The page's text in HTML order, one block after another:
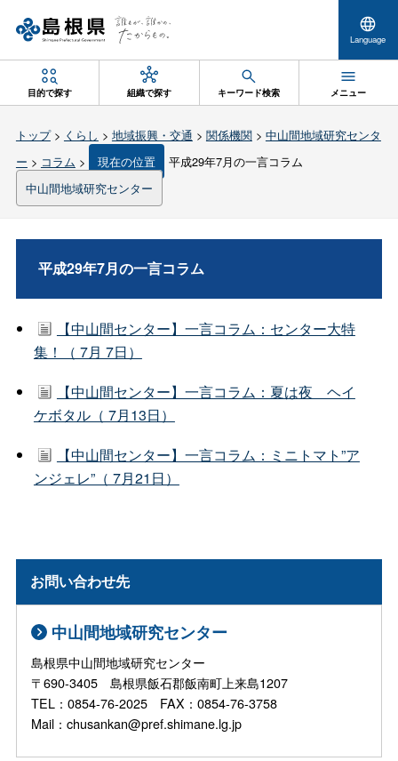
Language
目的で探す 組織で探す キーワード検索 メニュー
トップ> くらし > 地域振興・交通 > 関係機関> 中山間地域研究センタ
ー > コラム > 現在の位置
平成29年7月の一言コラム
中山間地域研究センター
平成29年7月の一言コラム
【中山間センター】一言コラム：センター大特
集！（ 7月 7日）
【中山間センター】一言コラム：夏は夜 ヘイ
ケボタル（ 7月13日）
【中山間センター】一言コラム：ミニトマト”ア
ンジェレ”（ 7月21日）
お問い合わせ先
中山間地域研究センター
島根県中山間地域研究センター
〒690-3405 島根県飯石郡飯南町上来島1207
TEL：0854-76-2025 FAX：0854-76-3758
Mail：chusankan@pref.shimane.lg.jp